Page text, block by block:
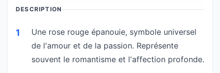
DESCRIPTION
1
Une rose rouge épanouie, symbole universel
de l'amour et de la passion. Représente
souvent le romantisme et l'affection profonde.